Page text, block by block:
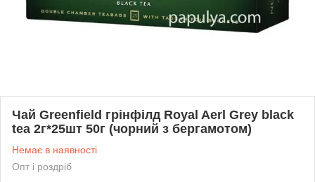
Чай Greenfield грінфілд Royal Aerl Grey black
tea 2г*25шт 50г (чорний з бергамотом)
Немає в наявності
Опт і роздріб